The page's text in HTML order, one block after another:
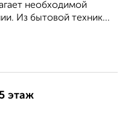
необходимой
Из бытовой техник...
этаж